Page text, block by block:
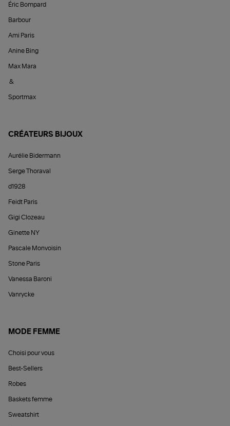
Éric Bompard
Barbour
Ami Paris
Anine Bing
Max Mara
&
Sportmax
CRÉATEURS BIJOUX
Aurélie Bidermann
Serge Thoraval
d1928
Feidt Paris
Gigi Clozeau
Ginette NY
Pascale Monvoisin
Stone Paris
Vanessa Baroni
Vanrycke
MODE FEMME
Choisi pour vous
Best-Sellers
Robes
Baskets femme
Sweatshirt